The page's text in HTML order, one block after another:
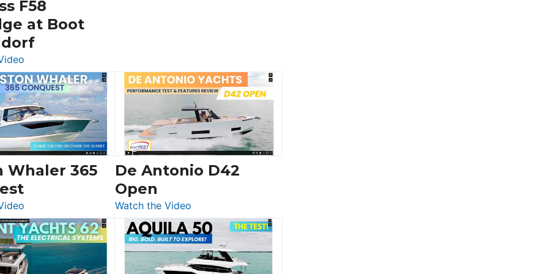
F58
at Boot
:
Luxury
Yacht
Tour:
Sunseeker
Ocean
156,
Beneteau
Trawler
54
&
Princess
F58
Whaler 365
:
Boston
Whaler
365
Conquest
De Antonio D42
Open
Watch the Video:
De
Antonio
D42
Open